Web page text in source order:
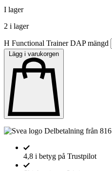
I lager
2 i lager
H Functional Trainer DAP mängd
Lägg i varukorgen
Delbetalning från 816
4,8 i betyg på Trustpilot